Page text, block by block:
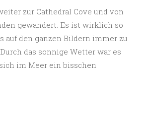
zur Cathedral Cove und von
gewandert. Es ist wirklich so
auf den ganzen Bildern immer zu
das sonnige Wetter war es
im Meer ein bisschen